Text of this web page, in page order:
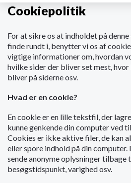
t Cookiepolitik
For at sikre os at indholdet på
finde rundt i, benytter vi os af
vigtige informationer om, hvordan
hvilke sider der bliver set mest,
bliver på siderne osv.
Hvad er en cookie?
En cookie er en lille tekstfil, der
kunne genkende din computer ved
Cookies er ikke aktive filer, de kan
eller spore indhold på din computer.
sende anonyme oplysninger tilbage
besøgstidspunkt, varighed osv.